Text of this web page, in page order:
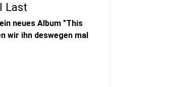
Last
neues Album "This
wir ihn deswegen mal